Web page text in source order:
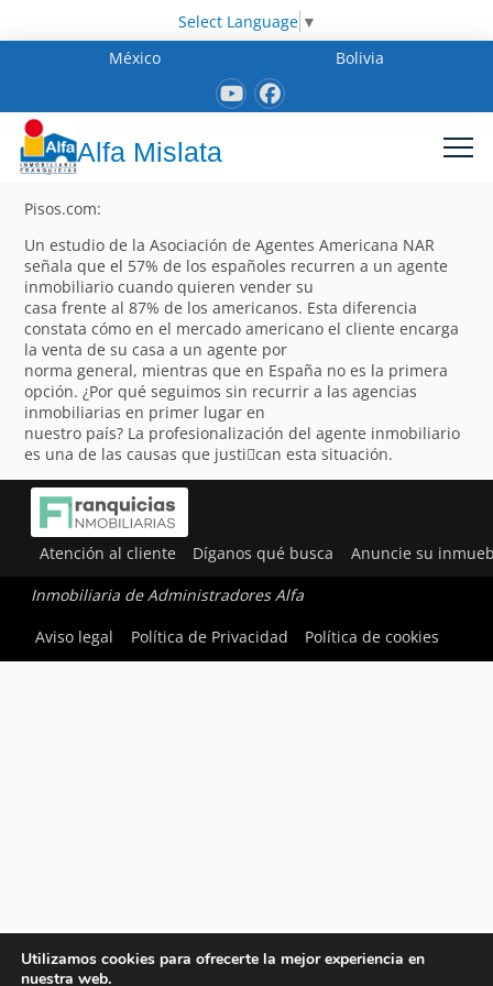
Select Language ▼
México
Bolivia
Alfa Mislata
Pisos.com:
Un estudio de la Asociación de Agentes Americana NAR
señala que el 57% de los españoles recurren a un agente
inmobiliario cuando quieren vender su
casa frente al 87% de los americanos. Esta diferencia
constata cómo en el mercado americano el cliente encarga
la venta de su casa a un agente por
norma general, mientras que en España no es la primera
opción. ¿Por qué seguimos sin recurrir a las agencias
inmobiliarias en primer lugar en
nuestro país? La profesionalización del agente inmobiliario
es una de las causas que justi􀁽can esta situación.
Atención al cliente Díganos qué busca Anuncie su
Inmobiliaria de Administradores Alfa
Aviso legal
Política de Privacidad Política de cookies
Utilizamos cookies para ofrecerte la mejor experiencia en
nuestra web.